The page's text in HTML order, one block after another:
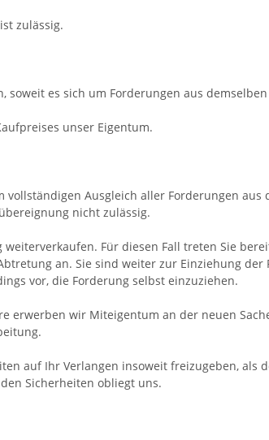
zulässig.
soweit es sich um Forderungen aus
unser Eigentum.
Ausgleich aller Forderungen
nicht zulässig.
Für diesen Fall treten Sie
an. Sie sind weiter zur Einziehung
vor, die Forderung selbst einzuziehen.
erwerben wir Miteigentum an der neuen
auf Ihr Verlangen insoweit freizugeben,
Sicherheiten obliegt uns.